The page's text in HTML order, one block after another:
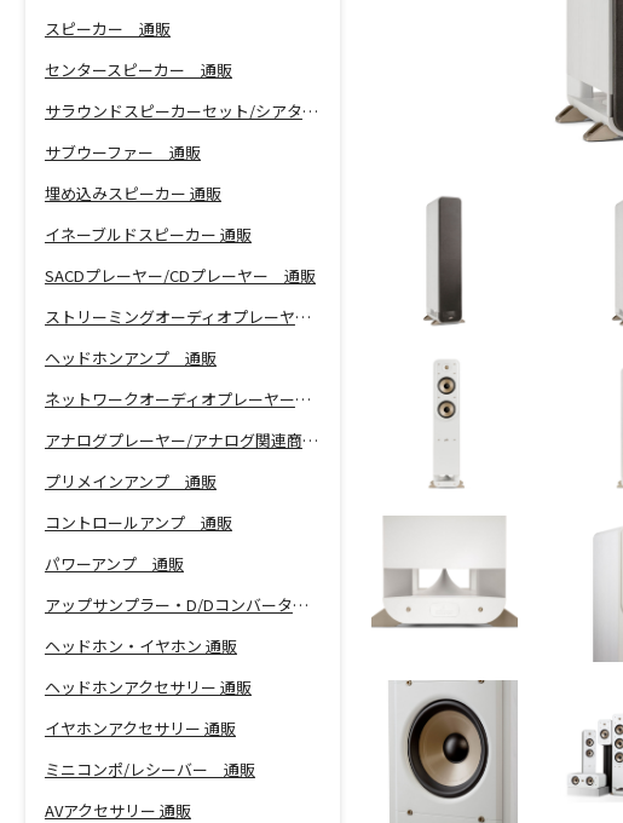
スピーカー 通販
センタースピーカー 通販
サラウンドスピーカーセット/シアターバー 通販
サブウーファー 通販
埋め込みスピーカー 通販
イネーブルドスピーカー 通販
SACDプレーヤー/CDプレーヤー 通販
ストリーミングオーディオプレーヤー 通販
ヘッドホンアンプ 通販
ネットワークオーディオプレーヤー 通販
アナログプレーヤー/アナログ関連商品 通販
プリメインアンプ 通販
コントロールアンプ 通販
パワーアンプ 通販
アップサンプラー・D/Dコンバーター 通販
ヘッドホン・イヤホン 通販
ヘッドホンアクセサリー 通販
イヤホンアクセサリー 通販
ミニコンポ/レシーバー 通販
AVアクセサリー 通販